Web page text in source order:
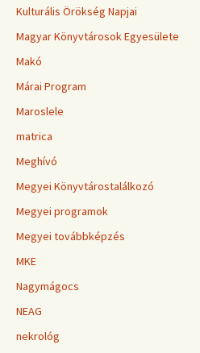
Kulturális Örökség Napjai
Magyar Könyvtárosok Egyesülete
Makó
Márai Program
Maroslele
matrica
Meghívó
Megyei Könyvtárostalálkozó
Megyei programok
Megyei továbbképzés
MKE
Nagymágocs
NEAG
nekrológ